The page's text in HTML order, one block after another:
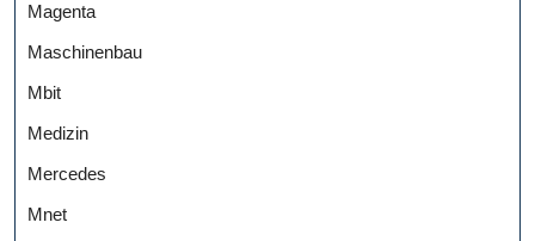
Magenta
Maschinenbau
Mbit
Medizin
Mercedes
Mnet